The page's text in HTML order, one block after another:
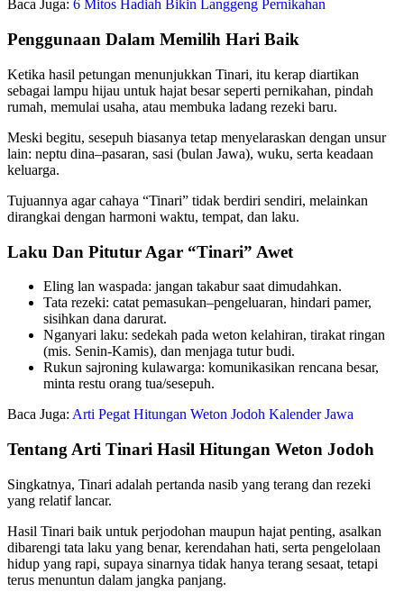
Baca Juga: 6 Mitos Hadiah Bikin Langgeng Pernikahan
Penggunaan Dalam Memilih Hari Baik
Ketika hasil petungan menunjukkan Tinari, itu kerap diartikan
sebagai lampu hijau untuk hajat besar seperti pernikahan, pindah
rumah, memulai usaha, atau membuka ladang rezeki baru.
Meski begitu, sesepuh biasanya tetap menyelaraskan dengan unsur
lain: neptu dina–pasaran, sasi (bulan Jawa), wuku, serta keadaan
keluarga.
Tujuannya agar cahaya “Tinari” tidak berdiri sendiri, melainkan
dirangkai dengan harmoni waktu, tempat, dan laku.
Laku Dan Pitutur Agar “Tinari” Awet
Eling lan waspada: jangan takabur saat dimudahkan.
Tata rezeki: catat pemasukan–pengeluaran, hindari pamer,
sisihkan dana darurat.
Nganyari laku: sedekah pada weton kelahiran, tirakat ringan
(mis. Senin-Kamis), dan menjaga tutur budi.
Rukun sajroning kulawarga: komunikasikan rencana besar,
minta restu orang tua/sesepuh.
Baca Juga: Arti Pegat Hitungan Weton Jodoh Kalender Jawa
Tentang Arti Tinari Hasil Hitungan Weton Jodoh
Singkatnya, Tinari adalah pertanda nasib yang terang dan rezeki
yang relatif lancar.
Hasil Tinari baik untuk perjodohan maupun hajat penting, asalkan
dibarengi tata laku yang benar, kerendahan hati, serta pengelolaan
hidup yang rapi, supaya sinarnya tidak hanya terang sesaat, tetapi
terus menuntun dalam jangka panjang.